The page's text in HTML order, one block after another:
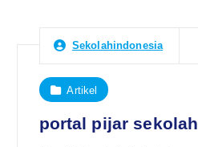
Sekolahindonesia
Artikel
portal pijar sekolah